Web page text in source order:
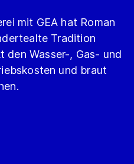
mit GEA hat Roman
Tradition
den Wasser-, Gas- und
und braut